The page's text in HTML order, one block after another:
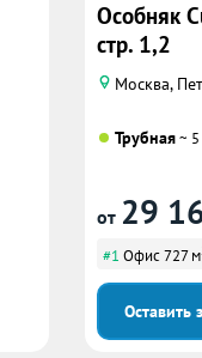
Особняк
стр. 1,2
Москва,
Трубная~
от 29
#1 Офис 727 м
Оставить